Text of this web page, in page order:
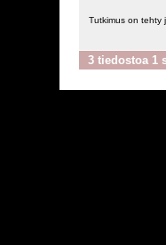
Tutkimus on tehty
3 tiedostoa 1